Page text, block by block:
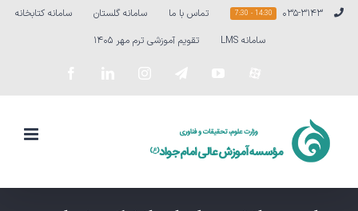
Skip
۰۳۵-۳۱۴۳ 14:30 - 7:30 تماس با ما سامانه گلستان
سامانه کتابخانه
سامانه LMS
تقویم آموزشی ترم مهر ۱۴۰۵
YouTubeسفارشی